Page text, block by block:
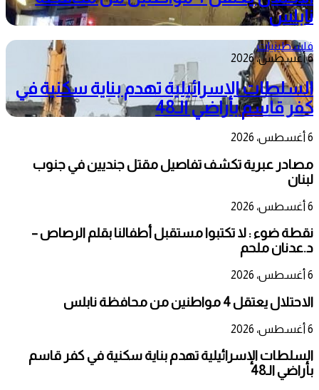
نابلس
فلسطينيات
6 أغسطس، 2026
السلطات الإسرائيلية تهدم بناية سكنية في
كفر قاسم بأراضي الـ48
6 أغسطس، 2026
مصادر عبرية تكشف تفاصيل مقتل جنديين في جنوب
لبنان
6 أغسطس، 2026
نقطة ضوء : لا تكتبوا مستقبل أطفالنا بقلم الرصاص –
د.عدنان ملحم
6 أغسطس، 2026
الاحتلال يعتقل 4 مواطنين من محافظة نابلس
6 أغسطس، 2026
السلطات الإسرائيلية تهدم بناية سكنية في كفر قاسم
بأراضي الـ48